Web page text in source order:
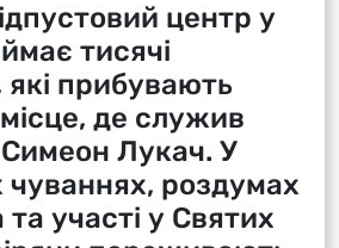
центр у
тисячі
які прибувають
де служив
Лукач. У
роздумах
участі у Святих